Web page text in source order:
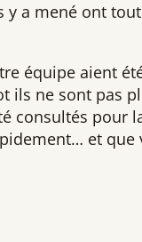
a mené ont
équipe aient
ils ne sont pas
consultés
et que